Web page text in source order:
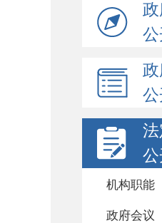
机构职能
政府会议